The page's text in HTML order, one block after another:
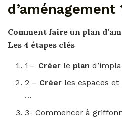
d’aménagement
Comment faire un plan
Les 4 étapes clés
1 – Créer le plan
2 – Créer les espaces
…
3- Commencer à